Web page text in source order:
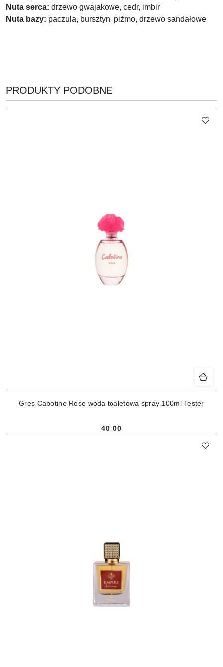
Nuta serca: drzewo gwajakowe, cedr, imbir
Nuta bazy: paczula, bursztyn, piżmo, drzewo sandałowe
Pomiń karuzelę produktów
PRODUKTY
O
PRODUKTY PODOBNE
Gres Cabotine Rose woda toaletowa spray 100ml Tester
Cena:
40.00